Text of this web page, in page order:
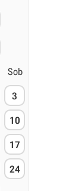
Sob
3
10
17
24